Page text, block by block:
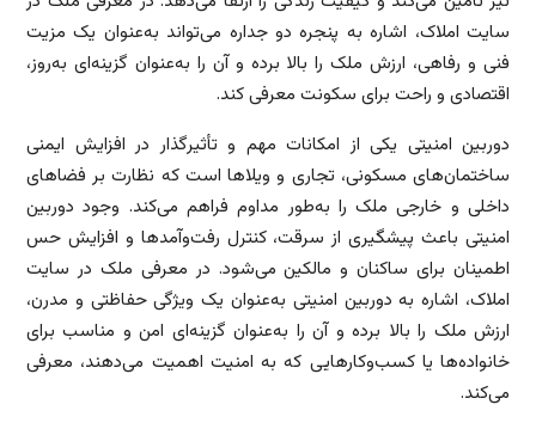
سایت املاک، اشاره به پنجره دو جداره می‌تواند به‌عنوان یک مزیت
فنی و رفاهی، ارزش ملک را بالا برده و آن را به‌عنوان گزینه‌ای به‌روز،
اقتصادی و راحت برای سکونت معرفی کند.
دوربین امنیتی یکی از امکانات مهم و تأثیرگذار در افزایش ایمنی
ساختمان‌های مسکونی، تجاری و ویلاها است که نظارت بر فضاهای
داخلی و خارجی ملک را به‌طور مداوم فراهم می‌کند. وجود دوربین
امنیتی باعث پیشگیری از سرقت، کنترل رفت‌وآمدها و افزایش حس
اطمینان برای ساکنان و مالکین می‌شود. در معرفی ملک در سایت
املاک، اشاره به دوربین امنیتی به‌عنوان یک ویژگی حفاظتی و مدرن،
ارزش ملک را بالا برده و آن را به‌عنوان گزینه‌ای امن و مناسب برای
خانواده‌ها یا کسب‌وکارهایی که به امنیت اهمیت می‌دهند، معرفی
می‌کند.